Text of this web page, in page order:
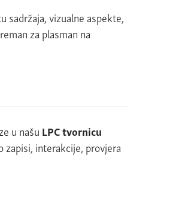
sadržaja, vizualne aspekte,
za plasman na
u našu LPC tvornicu
interakcije, provjera